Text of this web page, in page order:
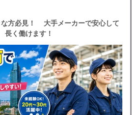
な方必見！ 大手メーカーで安心して
長く働けます！